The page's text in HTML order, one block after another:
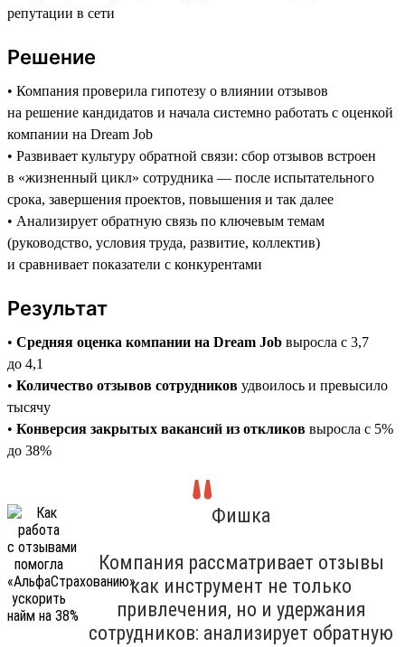
репутации в сети
Решение
• Компания проверила гипотезу о влиянии отзывов
на решение кандидатов и начала системно работать с оценкой
компании на Dream Job
• Развивает культуру обратной связи: сбор отзывов встроен
в «жизненный цикл» сотрудника — после испытательного
срока, завершения проектов, повышения и так далее
• Анализирует обратную связь по ключевым темам
(руководство, условия труда, развитие, коллектив)
и сравнивает показатели с конкурентами
Результат
• Средняя оценка компании на Dream Job выросла с 3,7
до 4,1
• Количество отзывов сотрудников удвоилось и превысило
тысячу
• Конверсия закрытых вакансий из откликов выросла с 5%
до 38%
Фишка
Компания рассматривает отзывы
как инструмент не только
привлечения, но и удержания
сотрудников: анализирует обратную